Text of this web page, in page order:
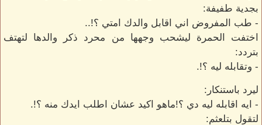
بجدية طفيفة:
- طب المفروض اني اقابل والدك امتي ؟!..
اختفت الحمرة ليشحب وجهها من محرد ذكر والدها لتهتف
بتردد:
- وتقابله ليه ؟!.
ليرد باستنكار:
- ايه اقابله ليه دي ؟!ماهو اكيد عشان اطلب ايدك منه ؟!.
لتقول بتلعثم: